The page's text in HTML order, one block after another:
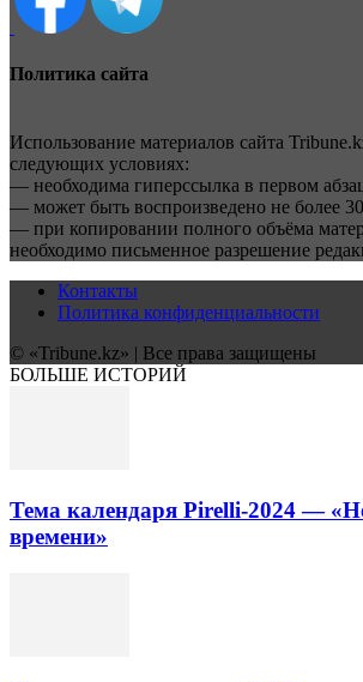
Политика сайта
Использование материалов сайта
следующих условиях:
— необходима гиперссылка в первом
— может быть воспроизведено не более
— при копировании полного объёма
необходимо письменное разрешение
Контакты
Политика конфиденциальности
© «Tribune.kz» | Все права защищены
БОЛЬШЕ ИСТОРИЙ
Тема календаря Pirelli-2024 —
времени»